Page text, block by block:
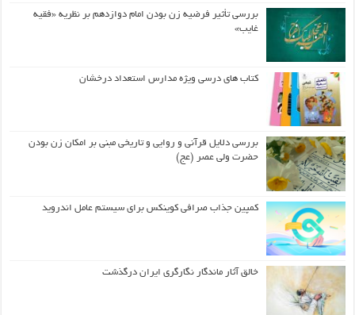
بررسی تأثیر فرضیه زن بودن امام دوازدهم بر نظریه «فقیه
غایب»
کتاب های درسی ویژه مدارس استعداد درخشان
بررسی دلایل قرآنی و روایی و تاریخی مبنی بر امکان زن بودن
حضرت ولی عصر (عج)
کمپین جذاب صرافی کوینکس برای سیستم عامل اندروید
خالق آثار ماندگار نگارگری ایران درگذشت